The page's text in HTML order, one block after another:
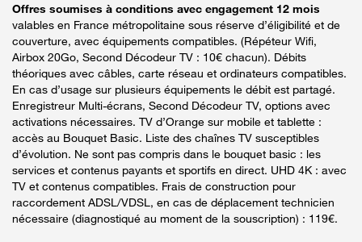
Offres soumises à conditions avec engagement 12 mois
valables en France métropolitaine sous réserve d’éligibilité et de
couverture, avec équipements compatibles. (Répéteur Wifi,
Airbox 20Go, Second Décodeur TV : 10€ chacun). Débits
théoriques avec câbles, carte réseau et ordinateurs compatibles.
En cas d’usage sur plusieurs équipements le débit est partagé.
Enregistreur Multi-écrans, Second Décodeur TV, options avec
activations nécessaires. TV d’Orange sur mobile et tablette :
accès au Bouquet Basic. Liste des chaînes TV susceptibles
d’évolution. Ne sont pas compris dans le bouquet basic : les
services et contenus payants et sportifs en direct. UHD 4K : avec
TV et contenus compatibles. Frais de construction pour
raccordement ADSL/VDSL, en cas de déplacement technicien
nécessaire (diagnostiqué au moment de la souscription) : 119€.